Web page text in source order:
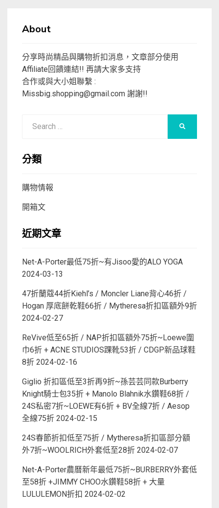
About
分享時尚精品與購物折扣消息，文章部分使用
Affiliate回饋連結!! 再請大家多支持
合作或與大小姐聯繫 :
Missbig.shopping@gmail.com 謝謝!!
分類
購物情報
開箱文
近期文章
Net-A-Porter最低75折~有Jisoo愛的ALO YOGA
2024-03-13
47折蘭蔻44折Kiehl’s / Moncler Liane背心46折 /
Hogan 厚底餅乾鞋66折 / Mytheresa折扣區額外9折
2024-02-27
ReVive低至65折 / NAP折扣區額外75折~Loewe圍
巾6折 + ACNE STUDIOS踝靴53折 / CDGP新品球鞋
8折 2024-02-16
Giglio 折扣區低至3折再9折~孫芸芸同款Burberry
Knight騎士包35折 + Manolo Blahnik水鑽鞋68折 /
24S私密7折~LOEWE有6折 + BV全線7折 / Aesop
全線75折 2024-02-15
24S春節折扣低至75折 / Mytheresa折扣區部分額
外7折~WOOLRICH外套低至28折 2024-02-07
Net-A-Porter農曆新年最低75折~BURBERRY外套低
至58折 +JIMMY CHOO水鑽鞋58折 + 大量
LULULEMON折扣 2024-02-02